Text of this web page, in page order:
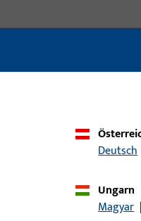
Kunststoff-Kammerprofil
Deutsch
Ungarn
Magyar |